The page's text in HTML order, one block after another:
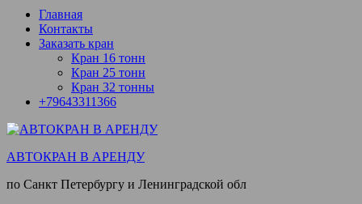
Главная
Контакты
Заказать кран
Кран 16 тонн
Кран 25 тонн
Кран 32 тонны
+79643311366
АВТОКРАН В АРЕНДУ
по Санкт Петербургу и Ленинградской обл